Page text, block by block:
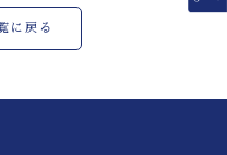
に戻る